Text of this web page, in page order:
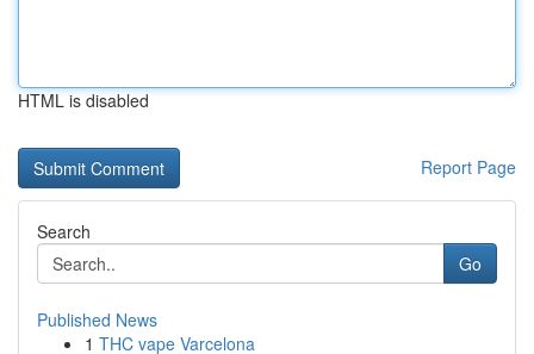
HTML is disabled
Report Page
Search
Go
Published News
1 THC vape Varcelona